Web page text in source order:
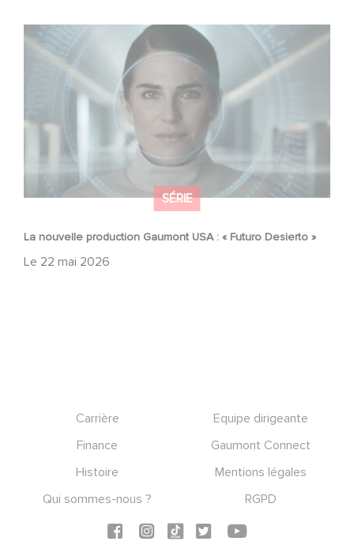
SÉRIE
La nouvelle production Gaumont USA : « Futuro Desierto »
Le 22 mai 2026
La nouvelle production Gaumont USA : « Futuro Desierto
Carrière
Equipe dirigeante
Finance
Gaumont Connect
Histoire
Mentions légales
Qui sommes-nous ?
RGPD
Social icons